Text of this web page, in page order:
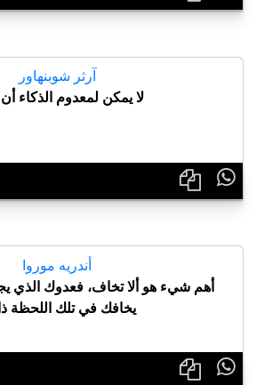
آرثر شوبنهاور
لا يمكن لمعدوم الذكاء

أندريه موروا
أهم شيء هو ألا تخاف، فعدوك الذي
يخافك في تلك اللحظة
